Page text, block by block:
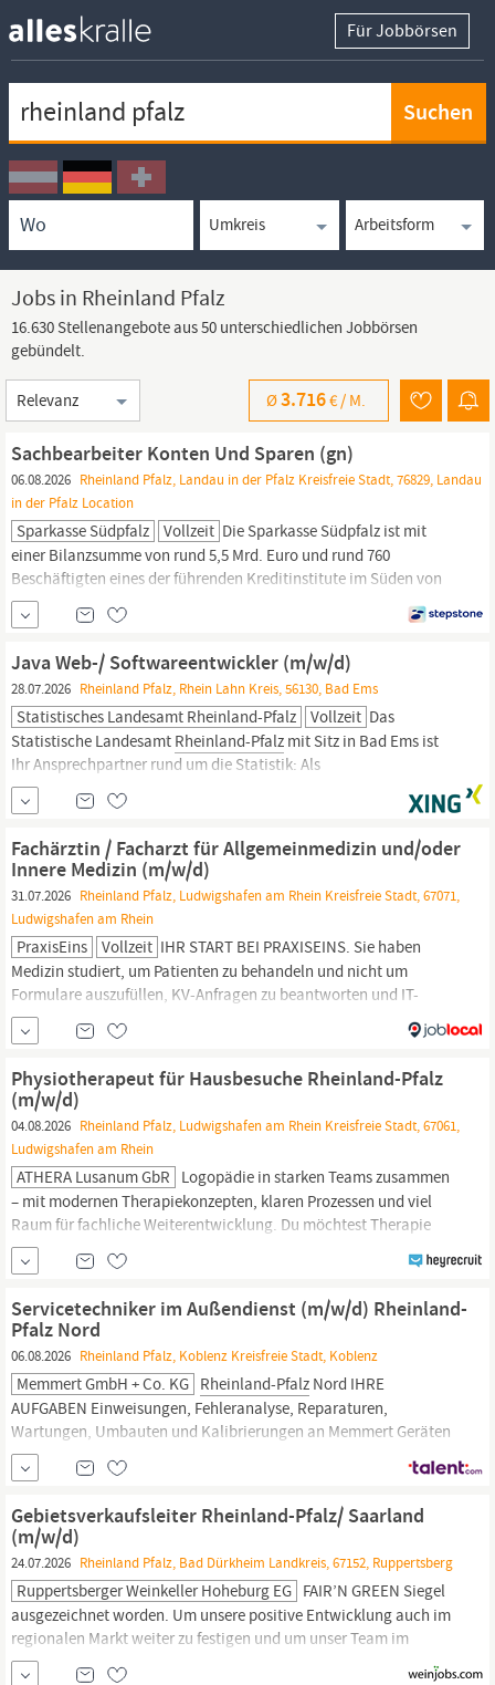
Für Jobbörsen
Ortssuche
Umkreissuche
Arbeitsform
Jobs in Rheinland Pfalz
16.630 Stellenangebote aus 50 unterschiedlichen Jobbörsen
gebündelt.
Sortierung
Ø3.716€ / M.
Sachbearbeiter Konten Und Sparen (gn)
06.08.2026 Rheinland Pfalz, Landau in der Pfalz Kreisfreie Stadt, 76829, Landau
in der Pfalz Location
Sparkasse Südpfalz Vollzeit Die Sparkasse Südpfalz ist mit
einer Bilanzsumme von rund 5,5 Mrd. Euro und rund 760
Beschäftigten eines der führenden Kreditinstitute im Süden von
Rheinland-Pfalz,
Württemberg. Unser Qualitätsanspruch: Das #teamsüdpfalz
bietet Finanzberatung für alle! Getreu unserer Mission „Wir für die
Südpfalz“
Java Web-/ Softwareentwickler (m/w/d)
28.07.2026 Rheinland Pfalz, Rhein Lahn Kreis, 56130, Bad Ems
Statistisches Landesamt Rheinland-Pfalz Vollzeit Das
Statistische Landesamt Rheinland-Pfalz mit Sitz in Bad Ems ist
Ihr Ansprechpartner rund um die Statistik: Als
Informationsdienstleister stellen wir der Öffentlichkeit seit mehr
als 75 Jahren Daten und Auswertungen zu den Bereichen
Gesellschaft, Wirtschaft und Umwelt für
Verfügung. Sie sind als Software-Entwickler...
Fachärztin / Facharzt für Allgemeinmedizin und/oder
Innere Medizin (m/w/d)
31.07.2026 Rheinland Pfalz, Ludwigshafen am Rhein Kreisfreie Stadt, 67071,
Ludwigshafen am Rhein
PraxisEins Vollzeit IHR START BEI PRAXISEINS. Sie haben
Medizin studiert, um Patienten zu behandeln und nicht um
Formulare auszufüllen, KV-Anfragen zu beantworten und IT-
Ausfälle zu managen? Bei PraxisEins haben Sie ein Team hinter
sich, das sich darum kümmert. Damit Sie wieder das tun können,
Wochenenddienste. Für unser modernes...
Physiotherapeut für Hausbesuche Rheinland-Pfalz
(m/w/d)
04.08.2026 Rheinland Pfalz, Ludwigshafen am Rhein Kreisfreie Stadt, 67061,
Ludwigshafen am Rhein
ATHERA Lusanum GbR Logopädie in starken Teams zusammen
– mit modernen Therapiekonzepten, klaren Prozessen und viel
Raum für fachliche Weiterentwicklung. Du möchtest Therapie
individuell gestalten, genau dort, wo Bewegung im Alltag
wirklich stattfindet? Dann passt du zu ATHERA. Bei uns betreust
du Patienten im Rahmen physiotherapeutischer Hausbesuche in
deiner RegionRheinland-Pfalz.Deine Einsätze finden
Servicetechniker im Außendienst (m/w/d) Rheinland-
Pfalz Nord
06.08.2026 Rheinland Pfalz, Koblenz Kreisfreie Stadt, Koblenz
Memmert GmbH + Co. KG Rheinland-Pfalz Nord IHRE
AUFGABEN Einweisungen, Fehleranalyse, Reparaturen,
Wartungen, Umbauten und Kalibrierungen an Memmert Geräten
Durchführung von Qualifizierungen Sorgfältige Dokumentation
der Serviceeinsätze Eigenverantwortliche Pflege von Werkzeug-
und Materialbeständen im Servicefahrzeug Kundenberatung bzgl.
unserer Serviceleistungen sowie...
Gebietsverkaufsleiter Rheinland-Pfalz/ Saarland
(m/w/d)
24.07.2026 Rheinland Pfalz, Bad Dürkheim Landkreis, 67152, Ruppertsberg
Ruppertsberger Weinkeller Hoheburg EG FAIR’N GREEN Siegel
ausgezeichnet worden. Um unsere positive Entwicklung auch im
regionalen Markt weiter zu festigen und um unser Team im
Außendienst mit einer kompetenten und engagierten